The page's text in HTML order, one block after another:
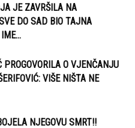
JE ZAVRŠILA NA
DO SAD BIO TAJNA
O VJENČANJU
VIŠE NIŠTA NE
NJEGOVU SMRT!!